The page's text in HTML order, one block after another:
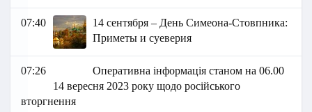
07:40
14 сентября – День Симеона-Стовпника:
Приметы и суеверия
07:26
Оперативна інформація станом на 06.00
14 вересня 2023 року щодо російського
вторгнення